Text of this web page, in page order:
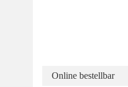
Online bestellbar